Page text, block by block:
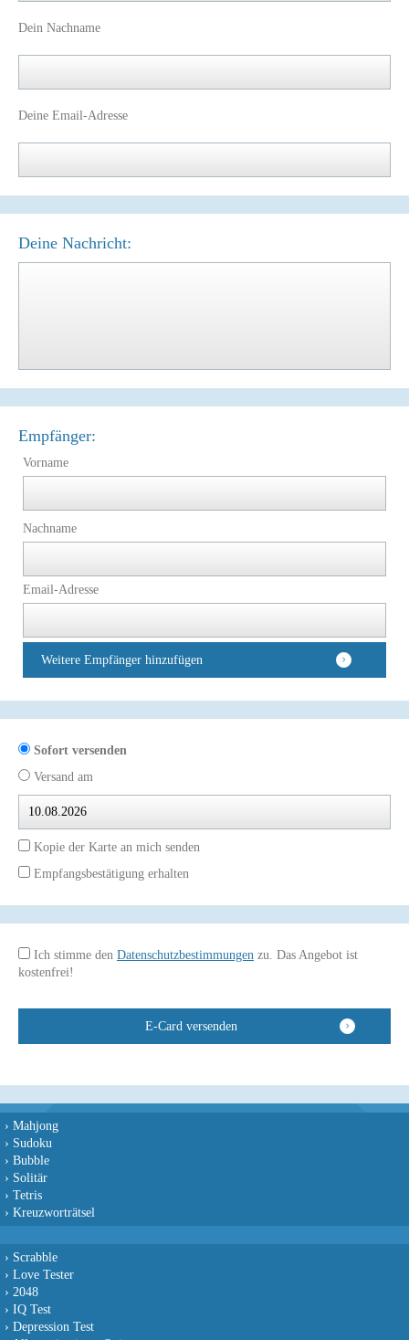
Dein Nachname
Deine Email-Adresse
Deine Nachricht:
Empfänger:
Vorname
Nachname
Email-Adresse
Weitere Empfänger hinzufügen
Sofort versenden
Versand am
Kopie der Karte an mich senden
Empfangsbestätigung erhalten
Ich stimme den Datenschutzbestimmungen zu. Das Angebot ist
kostenfrei!
› Mahjong
› Sudoku
› Bubble
› Solitär
› Tetris
› Kreuzworträtsel
› Scrabble
› Love Tester
› 2048
› IQ Test
› Depression Test